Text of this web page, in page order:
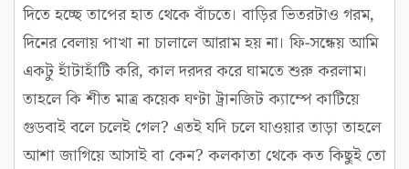
দিতে হচ্ছে তাপের হাত থেকে বাঁচতে। বাড়ির ভিতরটাও গরম,
দিনের বেলায় পাখা না চালালে আরাম হয় না। ফি-সন্ধেয় আমি
একটু হাঁটাহাঁটি করি, কাল দরদর করে ঘামতে শুরু করলাম।
তাহলে কি শীত মাত্র কয়েক ঘণ্টা ট্রানজিট ক্যাম্পে কাটিয়ে
গুডবাই বলে চলেই গেল? এতই যদি চলে যাওয়ার তাড়া তাহলে
আশা জাগিয়ে আসাই বা কেন? কলকাতা থেকে কত কিছুই তো